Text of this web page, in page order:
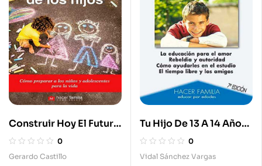
Construir Hoy El Futuro
De Los Hijos. Cómo
Preparar A Los Niños Y
0
Gerardo Castillo
Tu Hijo De 13 A 14 Años.
La Educación Para El
Amor. Rebeldía Y
0
Vidal Sánchez Vargas